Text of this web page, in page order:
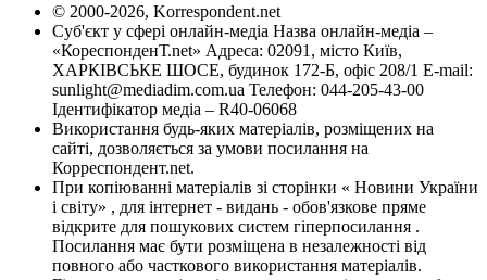
© 2000-2026, Korrespondent.net
Суб'єкт у сфері онлайн-медіа Назва онлайн-медіа –
«КореспонденТ.net» Адреса: 02091, місто Київ,
ХАРКІВСЬКЕ ШОСЕ, будинок 172-Б, офіс 208/1 E-mail:
sunlight@mediadim.com.ua Телефон: 044-205-43-00
Ідентифікатор медіа – R40-06068
Використання будь-яких матеріалів, розміщених на
сайті, дозволяється за умови посилання на
Корреспондент.net.
При копіюванні матеріалів зі сторінки « Новини України
і світу» , для інтернет - видань - обов'язкове пряме
відкрите для пошукових систем гіперпосилання .
Посилання має бути розміщена в незалежності від
повного або часткового використання матеріалів.